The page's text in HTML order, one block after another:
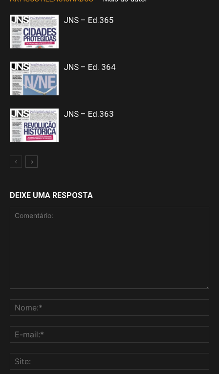
JNS – Ed.365
JNS – Ed. 364
JNS – Ed.363
DEIXE UMA RESPOSTA